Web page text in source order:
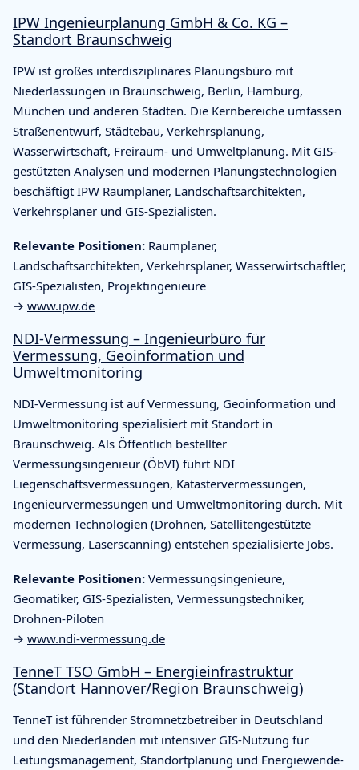
IPW Ingenieurplanung GmbH & Co. KG –
Standort Braunschweig
IPW ist großes interdisziplinäres Planungsbüro mit
Niederlassungen in Braunschweig, Berlin, Hamburg,
München und anderen Städten. Die Kernbereiche umfassen
Straßenentwurf, Städtebau, Verkehrsplanung,
Wasserwirtschaft, Freiraum- und Umweltplanung. Mit GIS-
gestützten Analysen und modernen Planungstechnologien
beschäftigt IPW Raumplaner, Landschaftsarchitekten,
Verkehrsplaner und GIS-Spezialisten.
Relevante Positionen: Raumplaner,
Landschaftsarchitekten, Verkehrsplaner, Wasserwirtschaftler,
GIS-Spezialisten, Projektingenieure
→ www.ipw.de
NDI-Vermessung – Ingenieurbüro für
Vermessung, Geoinformation und
Umweltmonitoring
NDI-Vermessung ist auf Vermessung, Geoinformation und
Umweltmonitoring spezialisiert mit Standort in
Braunschweig. Als Öffentlich bestellter
Vermessungsingenieur (ÖbVI) führt NDI
Liegenschaftsvermessungen, Katastervermessungen,
Ingenieurvermessungen und Umweltmonitoring durch. Mit
modernen Technologien (Drohnen, Satellitengestützte
Vermessung, Laserscanning) entstehen spezialisierte Jobs.
Relevante Positionen: Vermessungsingenieure,
Geomatiker, GIS-Spezialisten, Vermessungstechniker,
Drohnen-Piloten
→ www.ndi-vermessung.de
TenneT TSO GmbH – Energieinfrastruktur
(Standort Hannover/Region Braunschweig)
TenneT ist führender Stromnetzbetreiber in Deutschland
und den Niederlanden mit intensiver GIS-Nutzung für
Leitungsmanagement, Standortplanung und Energiewende-